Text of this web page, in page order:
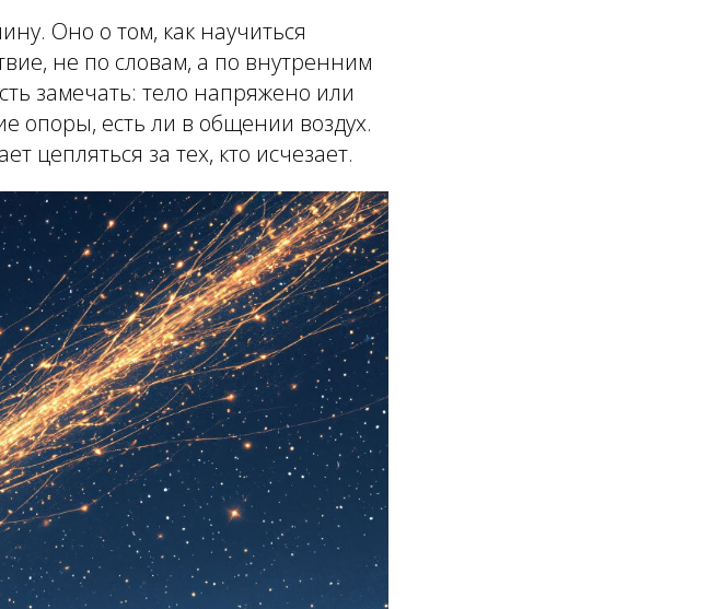
Оно о том, как научиться
не по словам, а по внутренним
замечать: тело напряжено или
опоры, есть ли в общении воздух.
цепляться за тех, кто исчезает.